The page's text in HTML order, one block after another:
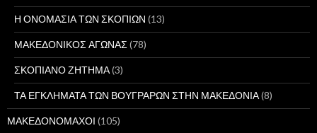
Η ΟΝΟΜΑΣΙΑ ΤΩΝ ΣΚΟΠΙΩΝ (13)
ΜΑΚΕΔΟΝΙΚΟΣ ΑΓΩΝΑΣ (78)
ΣΚΟΠΙΑΝΟ ΖΗΤΗΜΑ(3)
ΤΑ ΕΓΚΛΗΜΑΤΑ ΤΩΝ ΒΟΥΓΡΑΡΩΝ ΣΤΗΝ ΜΑΚΕΔΟΝΙΑ(8)
ΜΑΚΕΔΟΝΟΜΑΧΟΙ (105)